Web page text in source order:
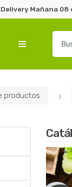
Mañana 08
r
productos